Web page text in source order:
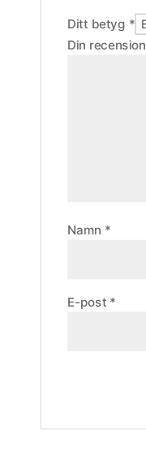
Ditt betyg *
Din recension
Namn *
E-post *